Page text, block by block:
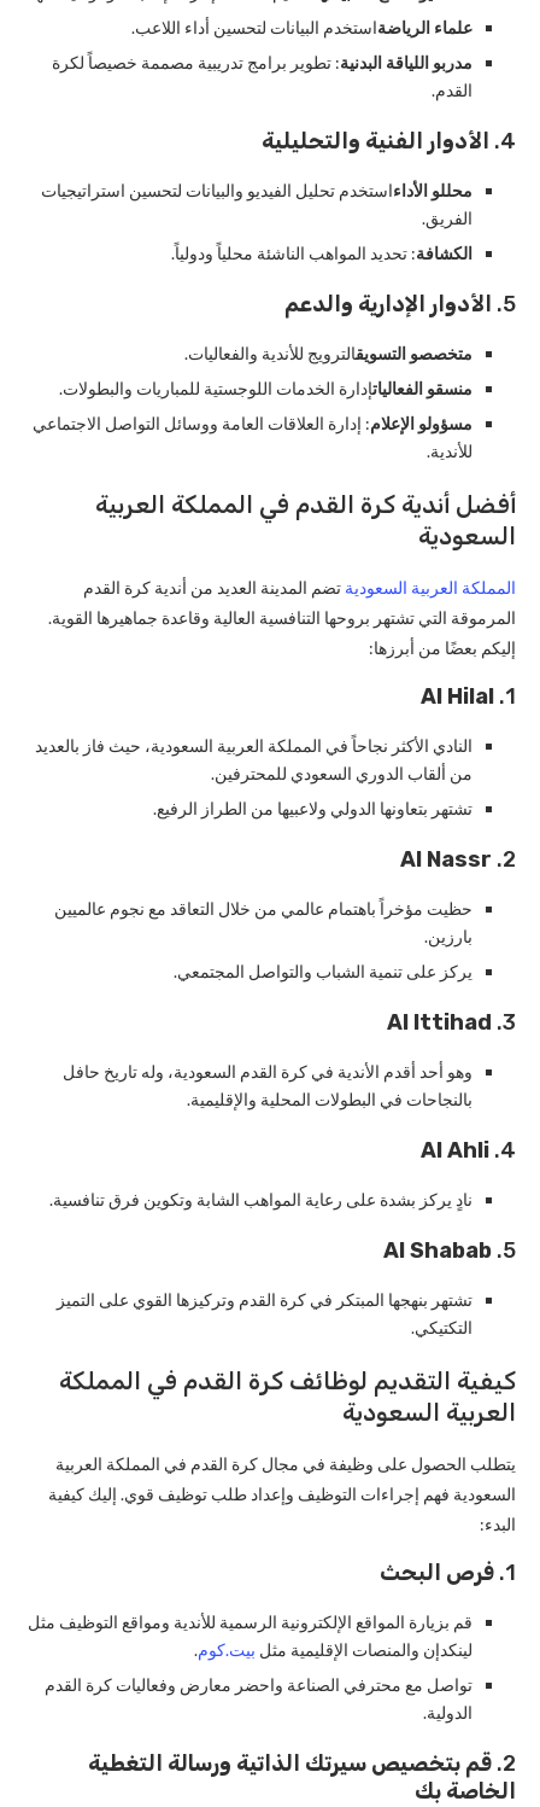
علماء الرياضةاستخدم البيانات لتحسين أداء اللاعب.
مدربو اللياقة البدنية: تطوير برامج تدريبية مصممة خصيصاً لكرة
القدم.
4. الأدوار الفنية والتحليلية
محللو الأداءاستخدم تحليل الفيديو والبيانات لتحسين استراتيجيات
الفريق.
الكشافة: تحديد المواهب الناشئة محلياً ودولياً.
5. الأدوار الإدارية والدعم
متخصصو التسويقالترويج للأندية والفعاليات.
منسقو الفعالياتإدارة الخدمات اللوجستية للمباريات والبطولات.
مسؤولو الإعلام: إدارة العلاقات العامة ووسائل التواصل الاجتماعي
للأندية.
أفضل أندية كرة القدم في المملكة العربية
السعودية
المملكة العربية السعودية تضم المدينة العديد من أندية كرة القدم
المرموقة التي تشتهر بروحها التنافسية العالية وقاعدة جماهيرها القوية.
إليكم بعضًا من أبرزها:
1.
Al Hilal
النادي الأكثر نجاحاً في المملكة العربية السعودية، حيث فاز بالعديد
من ألقاب الدوري السعودي للمحترفين.
تشتهر بتعاونها الدولي ولاعبيها من الطراز الرفيع.
2.
Al Nassr
حظيت مؤخراً باهتمام عالمي من خلال التعاقد مع نجوم عالميين
بارزين.
يركز على تنمية الشباب والتواصل المجتمعي.
3.
Al Ittihad
وهو أحد أقدم الأندية في كرة القدم السعودية، وله تاريخ حافل
بالنجاحات في البطولات المحلية والإقليمية.
4.
Al Ahli
نادٍ يركز بشدة على رعاية المواهب الشابة وتكوين فرق تنافسية.
5.
Al Shabab
تشتهر بنهجها المبتكر في كرة القدم وتركيزها القوي على التميز
التكتيكي.
كيفية التقديم لوظائف كرة القدم في المملكة
العربية السعودية
يتطلب الحصول على وظيفة في مجال كرة القدم في المملكة العربية
السعودية فهم إجراءات التوظيف وإعداد طلب توظيف قوي. إليك كيفية
البدء:
1. فرص البحث
قم بزيارة المواقع الإلكترونية الرسمية للأندية ومواقع التوظيف مثل
لينكدإن والمنصات الإقليمية مثل بيت.كوم.
تواصل مع محترفي الصناعة واحضر معارض وفعاليات كرة القدم
الدولية.
2. قم بتخصيص سيرتك الذاتية ورسالة التغطية
الخاصة بك